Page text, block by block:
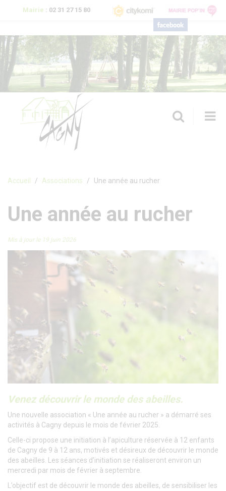
Mairie : 02 31 27 15 80
Formulaire de recherche
Accueil Associations Une année au rucher
Une année au rucher
Mis à jour le 19 juin 2026
Venez découvrir le monde des abeilles.
Une nouvelle association « Une année au rucher » a démarré ses
activités à Cagny depuis le mois de février 2025.
Celle-ci propose une initiation à l’apiculture réservée à 12 enfants
de Cagny de 9 à 12 ans, motivés et désireux de découvrir le monde
des abeilles. Les séances d’initiation se réaliseront environ un
mercredi par mois de février à septembre.
L’objectif est de découvrir le monde des abeilles, de sensibiliser les